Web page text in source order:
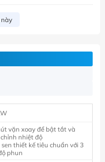
này
vặn xoay để bật tắt và
nhiệt độ
sen thiết kế tiêu chuẩn với 3
phun